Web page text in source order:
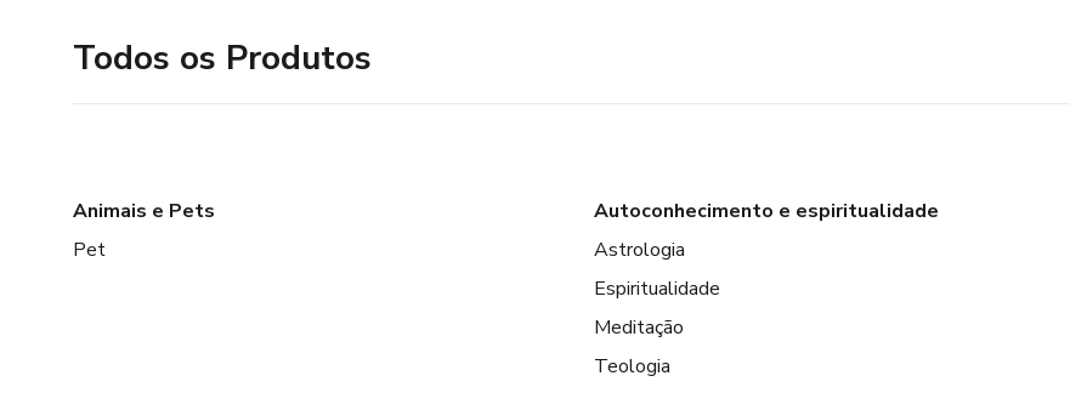
Todos os Produtos
Animais e Pets
Pet
Autoconhecimento e espiritualidade
Astrologia
Espiritualidade
Meditação
Teologia